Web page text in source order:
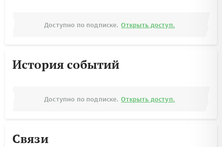
Доступно по подписке. Открыть доступ.
История событий
Доступно по подписке. Открыть доступ.
Связи